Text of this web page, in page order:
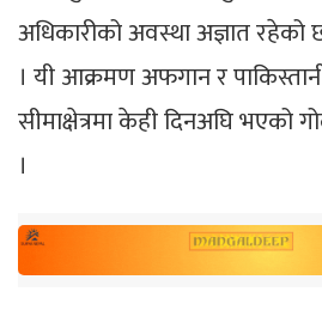
अधिकारीको अवस्था अज्ञात रहेको
। यी आक्रमण अफगान र
सीमाक्षेत्रमा केही दिनअघि भएको
।